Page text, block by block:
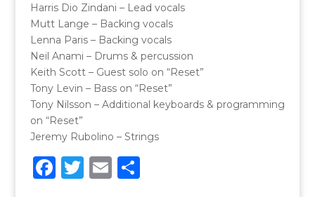
Harris Dio Zindani – Lead vocals
Mutt Lange – Backing vocals
Lenna Paris – Backing vocals
Neil Anami – Drums & percussion
Keith Scott – Guest solo on “Reset”
Tony Levin – Bass on “Reset”
Tony Nilsson – Additional keyboards & programming
on “Reset”
Jeremy Rubolino – Strings
F T E C